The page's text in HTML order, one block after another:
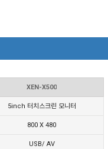
XEN-X500
5inch 터치스크린 모니터
800 X 480
USB/ AV